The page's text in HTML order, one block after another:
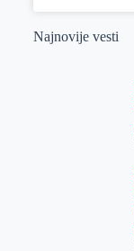
Najnovije vesti